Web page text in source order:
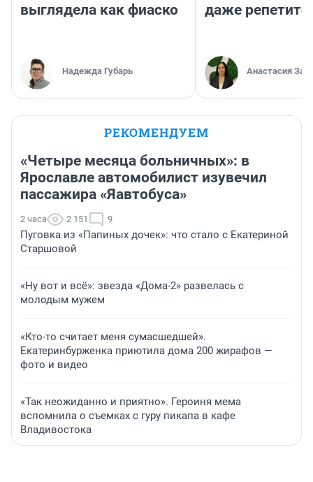
выглядела как фиаско
Надежда Губарь
даже
Анастасия
РЕКОМЕНДУЕМ
«Четыре месяца больничных»: в
Ярославле автомобилист изувечил
пассажира «Яавтобуса»
2 часа 2 151 9
Пуговка из «Папиных дочек»: что стало с Екатериной
Старшовой
«Ну вот и всё»: звезда «Дома-2» развелась с
молодым мужем
«Кто-то считает меня сумасшедшей».
Екатеринбурженка приютила дома 200 жирафов —
фото и видео
«Так неожиданно и приятно». Героиня мема
вспомнила о съемках с гуру пикапа в кафе
Владивостока